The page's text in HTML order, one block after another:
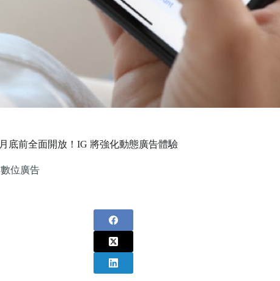
底前全面開放！IG 將強化動態廣告體驗
數位廣告